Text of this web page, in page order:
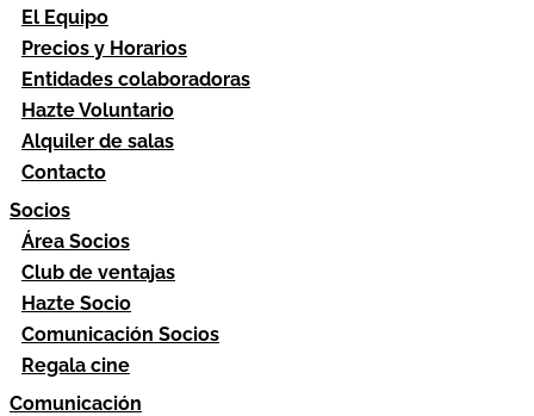
El Equipo
Precios y Horarios
Entidades colaboradoras
Hazte Voluntario
Alquiler de salas
Contacto
Socios
Área Socios
Club de ventajas
Hazte Socio
Comunicación Socios
Regala cine
Comunicación